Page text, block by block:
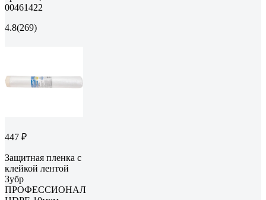
00461422
4.8(269)
447 ₽
Защитная пленка с
клейкой лентой
Зубр
ПРОФЕССИОНАЛ